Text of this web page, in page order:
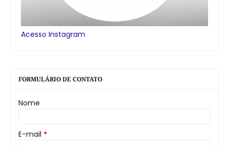
Acesso Instagram
FORMULÁRIO DE CONTATO
Nome
E-mail *